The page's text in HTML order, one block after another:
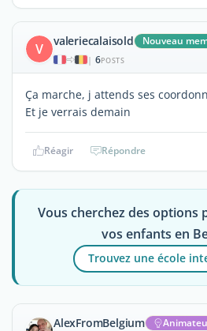
V valeriecalaisold Nouveau
| 6POSTS
Ça marche, j attends ses
Et je verrais demain
Réagir Répondre
Vous cherchez des options
vos enfants en
Trouvez une école
AlexFromBelgium